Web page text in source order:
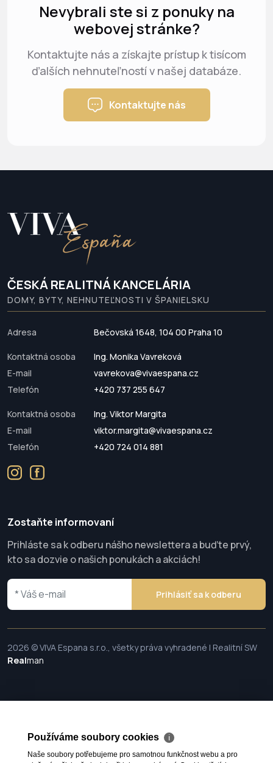
Nevybrali ste si z ponuky na
webovej stránke?
Kontaktujte nás a získajte prístup k tisícom
ďalších nehnuteľností v našej databáze.
Kontaktujte nás
ČESKÁ REALITNÁ KANCELÁRIA
DOMY, BYTY, NEHNUTEĽNOSTI V ŠPANIELSKU
Adresa Bečovská 1648, 104 00 Praha 10
Kontaktná osoba
Ing. Monika Vavreková
E-mail
vavrekova@vivaespana.cz
Telefón
+420 737 255 647
Kontaktná osoba
Ing. Viktor Margita
E-mail
viktor.margita@vivaespana.cz
Telefón
+420 724 014 881
Zostaňte informovaní
Prihláste sa k odberu nášho newslettera a buďte prvý,
kto sa dozvie o našich ponukách a akciách!
Prihlásiť sa k odberu
2026 © VIVA Espana s.r.o., všetky práva vyhradené | Realitní SW
Realman
Používáme soubory cookies ℹ
Naše soubory potřebujeme pro samotnou funkčnost webu a pro